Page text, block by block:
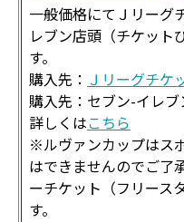
一般価格にてＪリーグ
レブン店頭（チケット
す。
購入先： Ｊリーグチケ
購入先：セブン-イレ
詳しくはこちら
※ルヴァンカップはス
はできませんのでご了
ーチケット（フリース
す。